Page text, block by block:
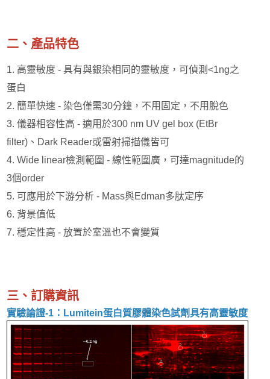
二、產品特色
1. 高靈敏度 - 具有與銀染相同的靈敏度，可偵測<1ng之
蛋白
2. 簡單快速 - 染色僅需30分鐘，不用固定，不用脫色
3. 儀器相容性高 - 適用於300 nm UV gel box (EtBr
filter)、Dark Reader或雷射掃描儀皆可
4. Wide linear檢測範圍 - 線性範圍廣，可達magnitude的
3個order
5. 可應用於下游分析 - Mass與Edman多肽定序
6. 背景值低
7. 穩定性高 - 放置於室溫也不會變質
三、訂購資訊
實驗論證-1：Lumitein蛋白質膠體染色試劑具有高靈敏度